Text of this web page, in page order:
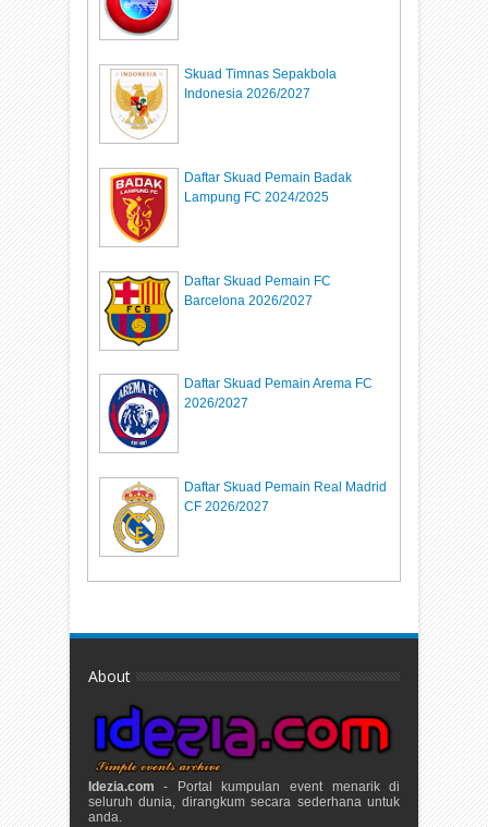
Skuad Timnas Sepakbola
Indonesia 2026/2027
Daftar Skuad Pemain Badak
Lampung FC 2024/2025
Daftar Skuad Pemain FC
Barcelona 2026/2027
Daftar Skuad Pemain Arema FC
2026/2027
Daftar Skuad Pemain Real Madrid
CF 2026/2027
About
Idezia.com - Portal kumpulan event menarik di
seluruh dunia, dirangkum secara sederhana untuk
anda.